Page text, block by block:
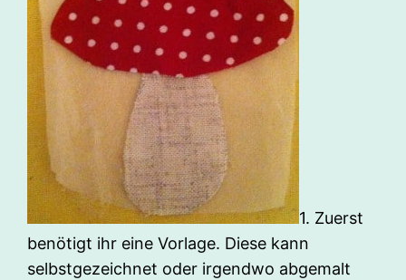
1. Zuerst
benötigt ihr eine Vorlage. Diese kann
selbstgezeichnet oder irgendwo abgemalt